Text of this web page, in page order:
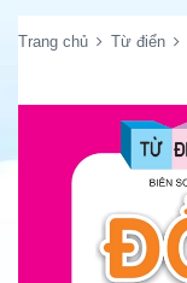
Trang chủ Từ điển